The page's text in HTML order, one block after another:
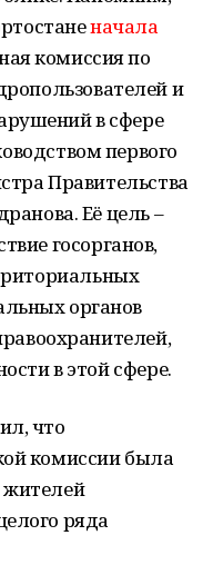
начала
комиссия по
и
в сфере
первого
Правительства
Её цель –
госорганов,
органов
в этой сфере.
что
комиссии была
жителей
ряда